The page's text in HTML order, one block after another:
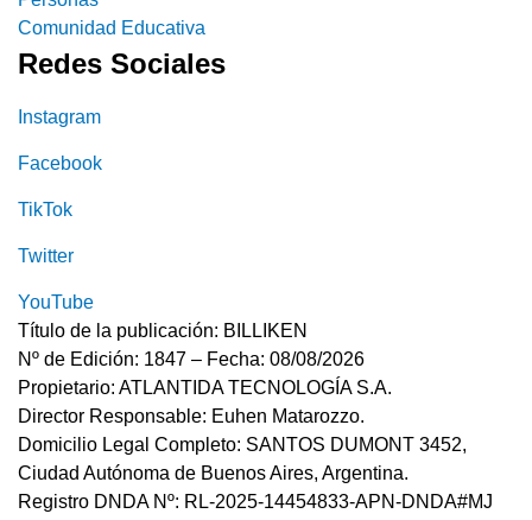
Comunidad Educativa
Redes Sociales
Instagram
Facebook
TikTok
Twitter
YouTube
Título de la publicación: BILLIKEN
Nº de Edición: 1847 – Fecha: 08/08/2026
Propietario: ATLANTIDA TECNOLOGÍA S.A.
Director Responsable: Euhen Matarozzo.
Domicilio Legal Completo: SANTOS DUMONT 3452,
Ciudad Autónoma de Buenos Aires, Argentina.
Registro DNDA Nº: RL-2025-14454833-APN-DNDA#MJ